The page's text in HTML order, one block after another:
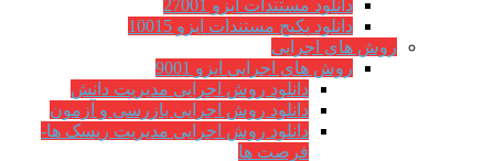
دانلود مستندات ایزو 27001
دانلود پکیج مستندات ایزو 10015
روش های اجرایی
روش های اجرایی ایزو 9001
دانلود روش اجرایی مدیریت دانش
دانلود روش اجرایی بازرسی و آزمون
دانلود روش اجرایی مدیریت ریسک ها-
فرصت ها